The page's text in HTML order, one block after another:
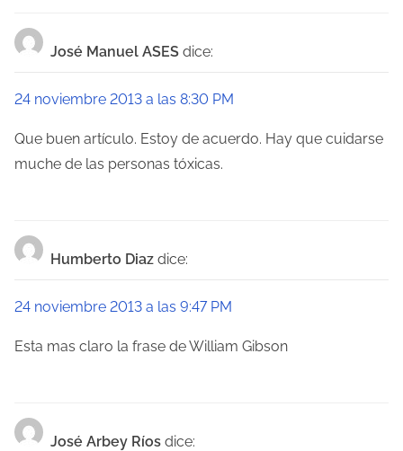
s
José Manuel ASES dice:
24 noviembre 2013 a las 8:30 PM
Que buen artículo. Estoy de acuerdo. Hay que cuidarse
muche de las personas tóxicas.
Humberto Diaz dice:
24 noviembre 2013 a las 9:47 PM
Esta mas claro la frase de William Gibson
José Arbey Ríos dice: